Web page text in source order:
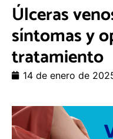
Úlceras
síntomas y
tratamiento
14 de enero de